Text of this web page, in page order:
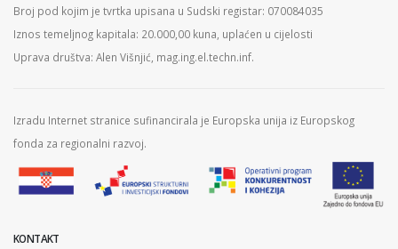
Broj pod kojim je tvrtka upisana u Sudski registar: 070084035
Iznos temeljnog kapitala: 20.000,00 kuna, uplaćen u cijelosti
Uprava društva: Alen Višnjić, mag.ing.el.techn.inf.
Izradu Internet stranice sufinancirala je Europska unija iz Europskog
fonda za regionalni razvoj.
KONTAKT